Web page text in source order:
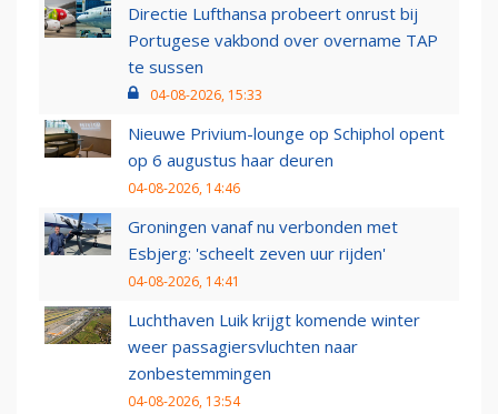
Directie Lufthansa probeert onrust bij
Portugese vakbond over overname TAP
te sussen
04-08-2026, 15:33
Nieuwe Privium-lounge op Schiphol opent
op 6 augustus haar deuren
04-08-2026, 14:46
Groningen vanaf nu verbonden met
Esbjerg: 'scheelt zeven uur rijden'
04-08-2026, 14:41
Luchthaven Luik krijgt komende winter
weer passagiersvluchten naar
zonbestemmingen
04-08-2026, 13:54